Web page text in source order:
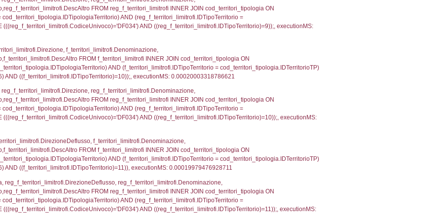
FROM reg_f_territori_limitrofi INNER JOIN cod_territori_tipologia ON
AND (reg_f_territori_limitrofi.IDTipoTerritorio =
f_territori_limitrofi.Direzione, f_territori_limitrofi.Denominazione,
FROM f_territori_limitrofi INNER JOIN
= cod_territori_tipologia.IDTipologiaTerritorio) AND
AND ((f_territori_limitrofi.IDTipoTerritorio)=4)), executionMS:
FROM reg_f_territori_limitrofi INNER JOIN
= cod_territori_tipologia.IDTipologiaTerritorio) AND
WHERE (((reg_f_territori_limitrofi.CodiceUnivoco)='DF034') AND
f_territori_limitrofi.Direzione, f_territori_limitrofi.Denominazione,